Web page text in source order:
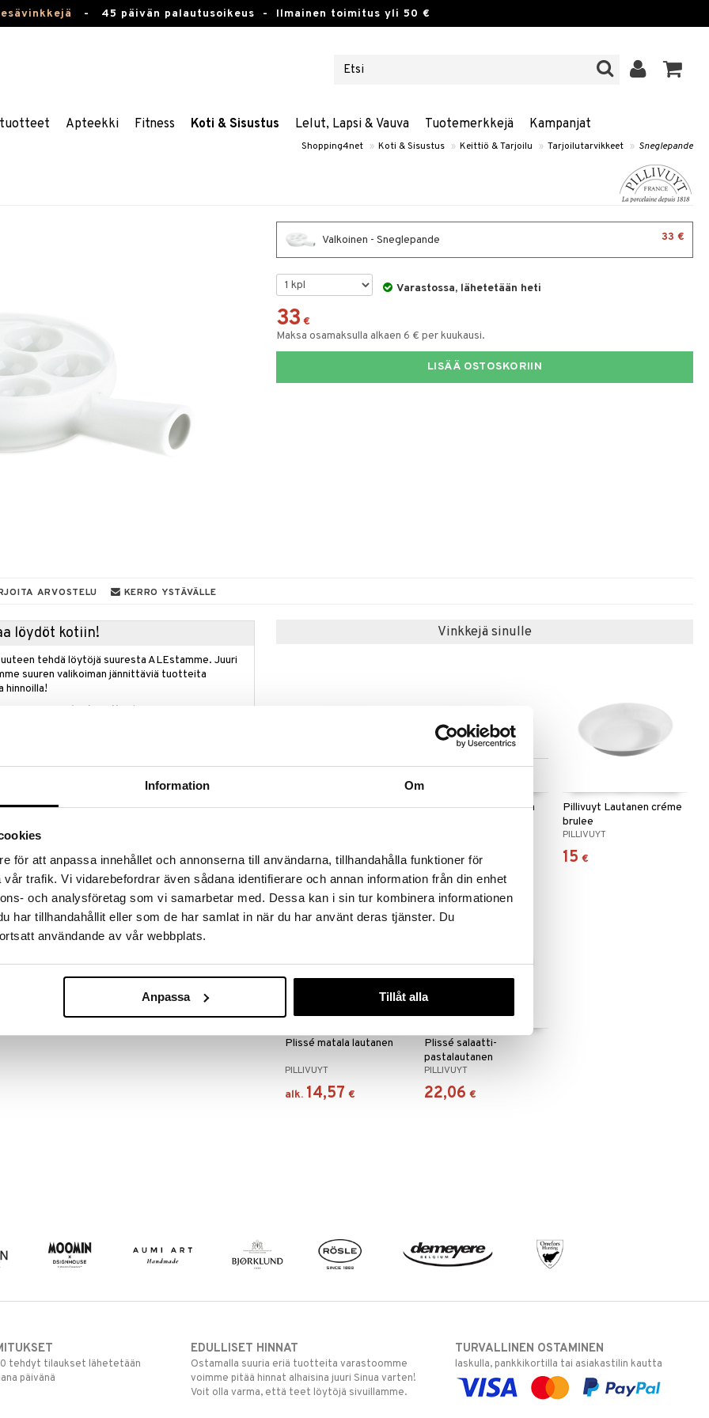
Information Om
för att anpassa innehållet och annonserna till användarna, tillhandahålla funktioner för
trafik. Vi vidarebefordrar även sådana identifierare och annan information från din enhet
och analysföretag som vi samarbetar med. Dessa kan i sin tur kombinera informationen
har tillhandahållit eller som de har samlat in när du har använt deras tjänster. Du
användande av vår webbplats.
Anpassa Tillåt alla
- 45 päivän palautusoikeus - Ilmainen toimitus yli 50 €
Apteekki Fitness Koti & Sisustus Lelut, Lapsi & Vauva Tuotemerkkejä Kampanjat
Shopping4net » Koti & Sisustus » Keittiö & Tarjoilu » Tarjoilutarvikkeet » Sneglepande
Valkoinen - Sneglepande 33 €
Varastossa, lähetetään heti
33 €
Maksa osamaksulla alkaen 6 € per kuukausi.
LISÄÄ OSTOSKORIIN
ARVOSTELU KERRO YSTÄVÄLLE
löydöt kotiin!
tehdä löytöjä suuresta ALEstamme. Juuri
suuren valikoiman jännittäviä tuotteita
hinnoilla!
31.8.2026 asti mutta ole nopea -
og producerer sin egen porcelænsmasse og
og andet porcelæn. Pillivuyt-porcelænet er en
til blandt favoritterne på både hoteller og
populært som hverdagsporcelæn til
når du vil gratinere snegle. Pillivuyt-porcelænet
Alle dele er ildfaste og særligt
Vinkkejä sinulle
Saatavana useana
Piirakkavuoka
alk.17,90 €
Saatavana useana
Pillivuyt Lasagnevuoka
alk.77,40
Pillivuyt Lautanen créme
brulee
PILLIVUYT
15 €
Saatavana useana
vaihtoehtona
Plissé matala lautanen
PILLIVUYT
alk. 14,57 €
Plissé salaatti-
pastalautanen
PILLIVUYT
22,06 €
tehdyt tilaukset lähetetään
päivänä
EDULLISET HINNAT
Ostamalla suuria eriä tuotteita varastoomme
voimme pitää hinnat alhaisina juuri Sinua varten!
Voit olla varma, että teet löytöjä sivuillamme.
TURVALLINEN OSTAMINEN
laskulla, pankkikortilla tai asiakastilin kautta